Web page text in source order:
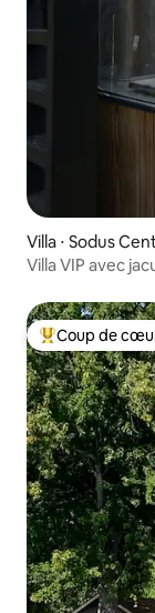
Villa ⋅ Sodus
Villa VIP avec
Coups de cœur
Coup de